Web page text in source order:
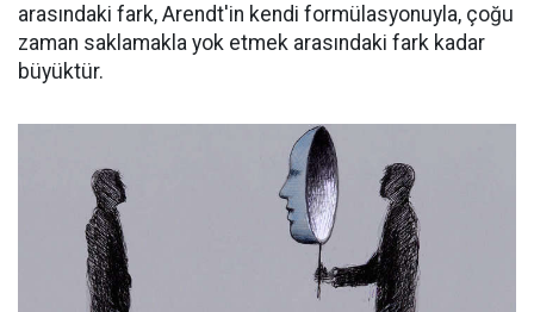
arasındaki fark, Arendt'in kendi formülasyonuyla, çoğu
zaman saklamakla yok etmek arasındaki fark kadar
büyüktür.